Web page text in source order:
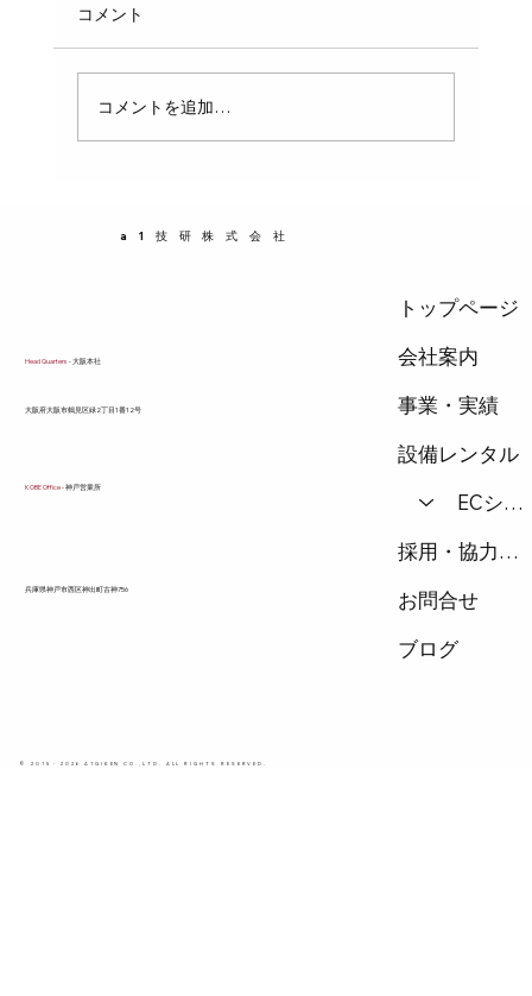
キッチンや洗面台の排水口から嫌な臭いがす
る、触るとぬるぬるする——そんな悩みを抱え
ている方は多いはずです。実はこのぬめりと臭
いは、正しい方法で定期的にケアするだけで大
れる微生物の集合体です。石けんカス・油分・
コメント
コメントを追加…
a1技研株式会社
Head Quarters- 大阪本社
​大阪府大阪市鶴見区緑2丁目1番12号
KOBE Office- 神戸営業所
兵庫県神戸市西区神出町古神756
© 2015 - 2026 A1GIKEN CO.,LTD. ALL RIGHTS RESERVED.
トップページ
会社案内
事業・実績
設備レンタル
ECショップ
採用・協力会社
お問合せ
ブログ